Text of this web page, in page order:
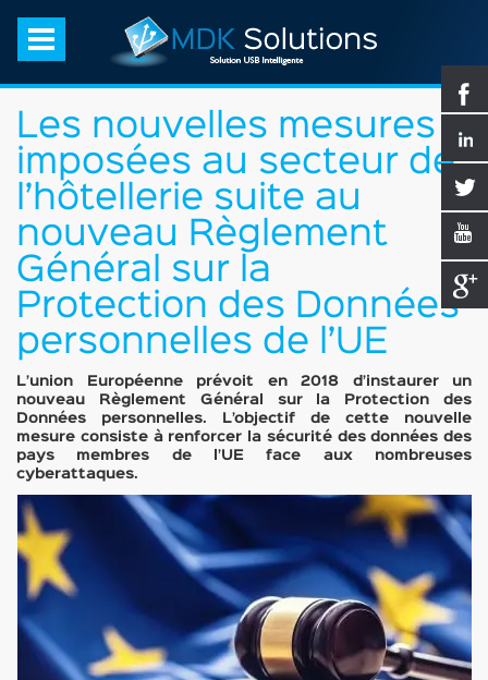
Les nouvelles mesures
imposées au secteur de
l’hôtellerie suite au
nouveau Règlement
Général sur la
Protection des Données
personnelles de l’UE
L’union Européenne prévoit en 2018 d’instaurer un
nouveau Règlement Général sur la Protection des
Données personnelles. L’objectif de cette nouvelle
mesure consiste à renforcer la sécurité des données des
pays membres de l’UE face aux nombreuses
cyberattaques.